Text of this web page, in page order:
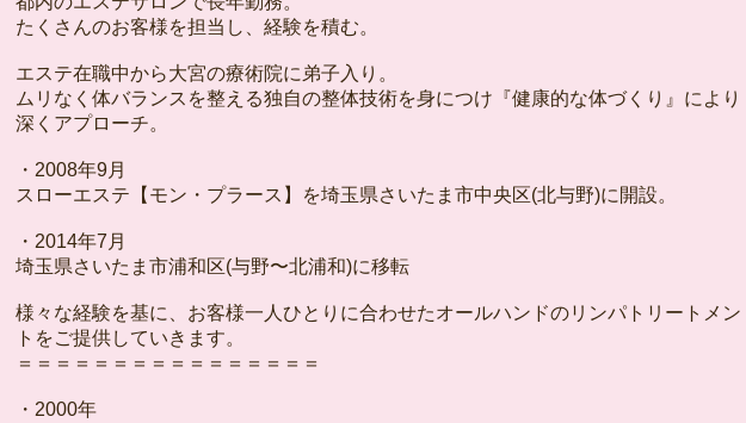
たくさんのお客様を担当し、経験を積む。
エステ在職中から大宮の療術院に弟子入り。
ムリなく体バランスを整える独自の整体技術を身につけ『健康的な体づくり』により
深くアプローチ。
・2008年9月
スローエステ【モン・プラース】を埼玉県さいたま市中央区(北与野)に開設。
・2014年7月
埼玉県さいたま市浦和区(与野〜北浦和)に移転
様々な経験を基に、お客様一人ひとりに合わせたオールハンドのリンパトリートメン
トをご提供していきます。
＝＝＝＝＝＝＝＝＝＝＝＝＝＝＝＝
・2000年